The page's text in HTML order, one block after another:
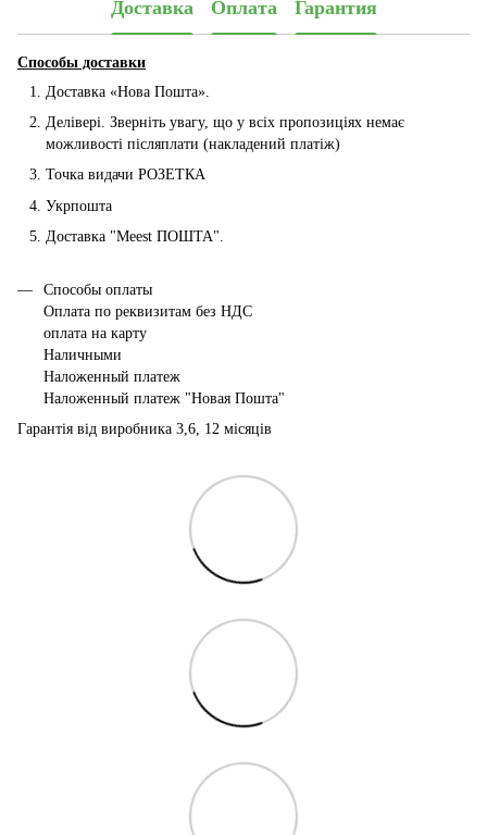
Доставка Оплата Гарантия
Способы доставки
Доставка «Нова Пошта».
Делівері. Зверніть увагу, що у всіх пропозиціях немає
можливості післяплати (накладений платіж)
Точка видачи РОЗЕТКА
Укрпошта
Доставка "Мeest ПОШТА".
Способы оплаты
Оплата по реквизитам без НДС
оплата на карту
Наличными
Наложенный платеж
Наложенный платеж "Новая Пошта"
Гарантія від виробника 3,6, 12 місяців